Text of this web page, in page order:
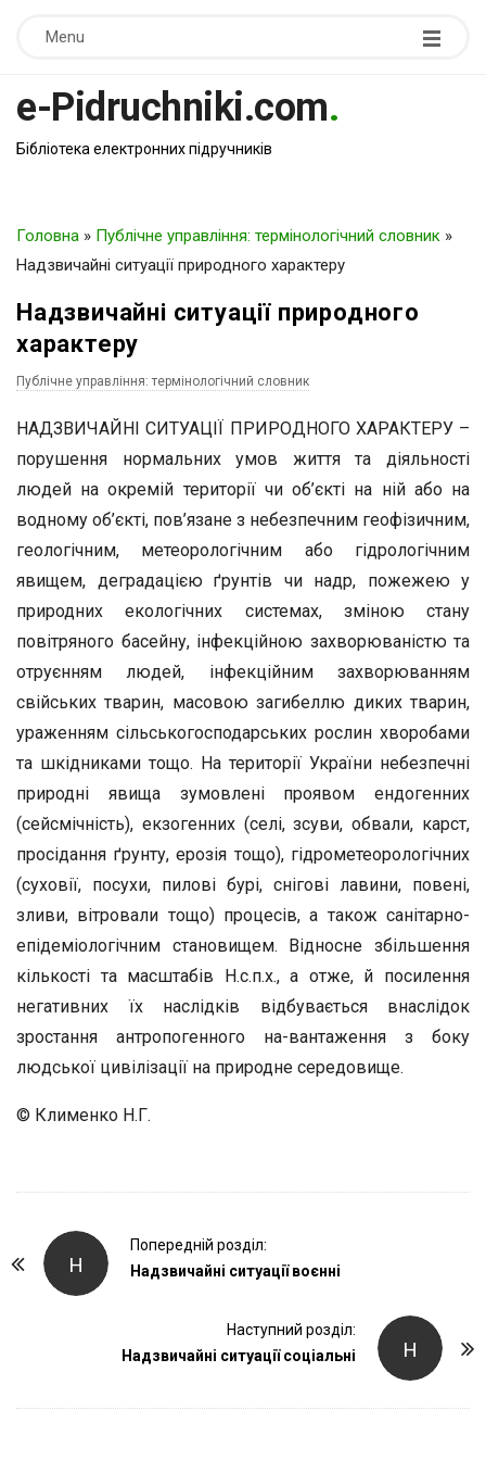
Menu
e-Pidruchniki.com.
Бібліотека електронних підручників
Головна » Публічне управління: термінологічний словник »
Надзвичайні ситуації природного характеру
Надзвичайні ситуації природного
характеру
Публічне управління: термінологічний словник
НАДЗВИЧАЙНІ СИТУАЦІЇ ПРИРОДНОГО ХАРАКТЕРУ –
порушення нормальних умов життя та діяльності
людей на окремій території чи об’єкті на ній або на
водному об’єкті, пов’язане з небезпечним геофізичним,
геологічним, метеорологічним або гідрологічним
явищем, деградацією ґрунтів чи надр, пожежею у
природних екологічних системах, зміною стану
повітряного басейну, інфекційною захворюваністю та
отруєнням людей, інфекційним захворюванням
свійських тварин, масовою загибеллю диких тварин,
ураженням сільськогосподарських рослин хворобами
та шкідниками тощо. На території України небезпечні
природні явища зумовлені проявом ендогенних
(сейсмічність), екзогенних (селі, зсуви, обвали, карст,
просідання ґрунту, ерозія тощо), гідрометеорологічних
(суховії, посухи, пилові бурі, снігові лавини, повені,
зливи, вітровали тощо) процесів, а також санітарно-
епідеміологічним становищем. Відносне збільшення
кількості та масштабів Н.с.п.х., а отже, й посилення
негативних їх наслідків відбувається внаслідок
зростання антропогенного на-вантаження з боку
людської цивілізації на природне середовище.
© Клименко Н.Г.
Н
Попередній розділ:
Надзвичайні ситуації воєнні
Н
Наступний розділ:
Надзвичайні ситуації соціальні